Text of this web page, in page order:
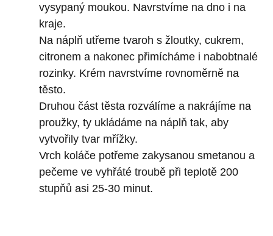
vysypaný moukou. Navrstvíme na dno i na
kraje.
Na náplň utřeme tvaroh s žloutky, cukrem,
citronem a nakonec přimícháme i nabobtnalé
rozinky. Krém navrstvíme rovnoměrně na
těsto.
Druhou část těsta rozválíme a nakrájíme na
proužky, ty ukládáme na náplň tak, aby
vytvořily tvar mřížky.
Vrch koláče potřeme zakysanou smetanou a
pečeme ve vyhřáté troubě při teplotě 200
stupňů asi 25-30 minut.